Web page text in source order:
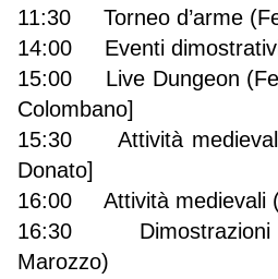
11:30 Torneo d’arme
14:00 Eventi dimostrativi
15:00 Live Dungeon
Colombano]
15:30 Attività medievali
Donato]
16:00 Attività medievali
16:30 Dimostrazioni di
Marozzo)